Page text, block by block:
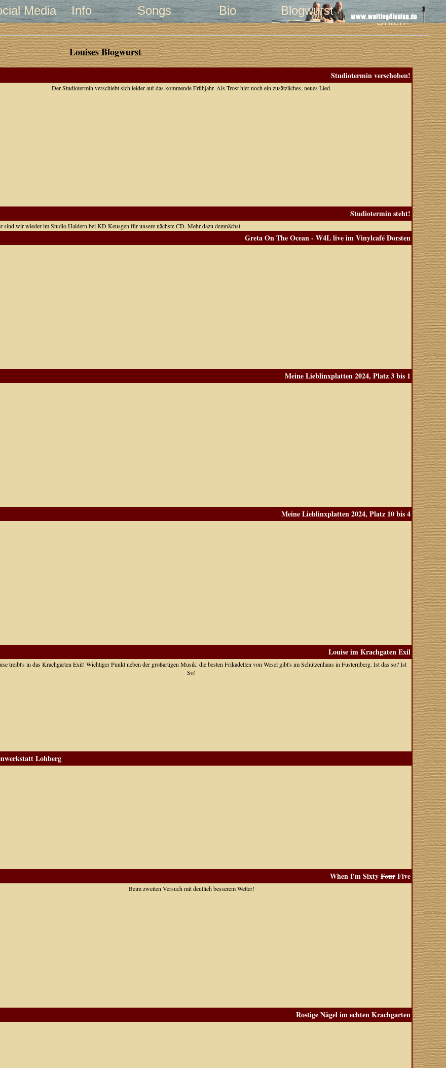
Media Info Songs Bio Blogwurst
Unten
Louises Blogwurst
Studiotermin verschoben!
Der Studiotermin verschiebt sich leider auf das kommende Frühjahr. Als Trost hier noch ein zusätzliches, neues Lied.
Studiotermin steht!
sind wir wieder im Studio Haldern bei KD Keusgen für unsere nächste CD. Mehr dazu demnächst.
Greta On The Ocean - W4L live im Vinylcafé Dorsten
Meine Lieblinxplatten 2024, Platz 3 bis 1
Meine Lieblinxplatten 2024, Platz 10 bis 4
Louise im Krachgaten Exil
treibt's in das Krachgarten Exil! Wichtiger Punkt neben der großartigen Musik: die besten Frikadellen von Wesel gibt's im Schützenhaus in Fusternberg. Ist das so? Ist
So!
Lohberg
When I'm SixtyFourFive
Beim zweiten Versuch mit deutlich besserem Wetter!
Rostige Nägel im echten Krachgarten